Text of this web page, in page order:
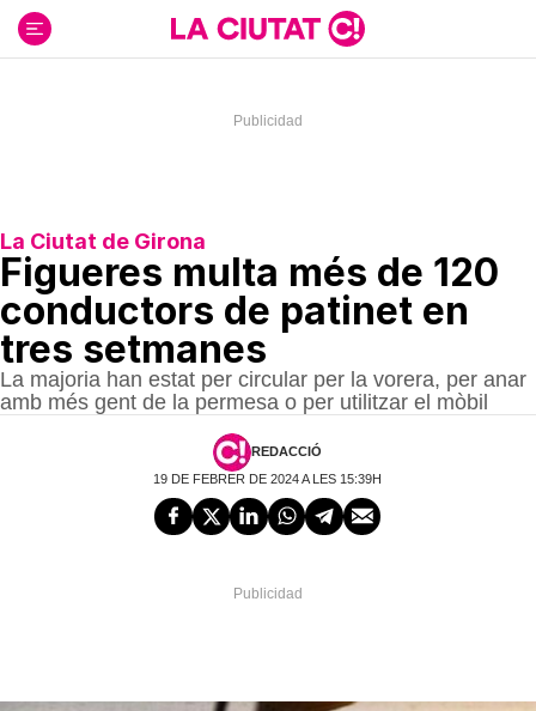
contenido
La Ciutat de Girona
Figueres multa més de 120
conductors de patinet en
tres setmanes
La majoria han estat per circular per la vorera, per anar
amb més gent de la permesa o per utilitzar el mòbil
REDACCIÓ
19 DE FEBRER DE 2024 A LES 15:39H